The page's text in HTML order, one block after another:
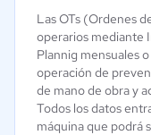
Las OTs (Ordenes
operarios mediante
Plannig mensuales
operación de
de mano de obra y
Todos los datos
máquina que podrá